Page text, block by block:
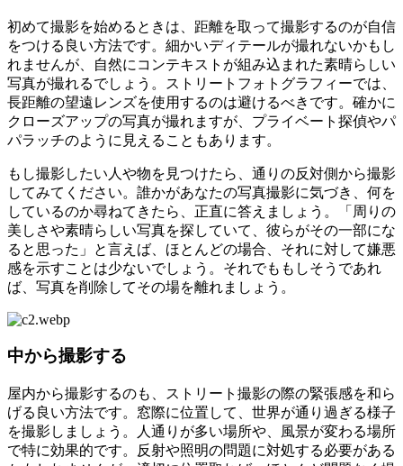
初めて撮影を始めるときは、距離を取って撮影するのが自信
をつける良い方法です。細かいディテールが撮れないかもし
れませんが、自然にコンテキストが組み込まれた素晴らしい
写真が撮れるでしょう。ストリートフォトグラフィーでは、
長距離の望遠レンズを使用するのは避けるべきです。確かに
クローズアップの写真が撮れますが、プライベート探偵やパ
パラッチのように見えることもあります。
もし撮影したい人や物を見つけたら、通りの反対側から撮影
してみてください。誰かがあなたの写真撮影に気づき、何を
しているのか尋ねてきたら、正直に答えましょう。「周りの
美しさや素晴らしい写真を探していて、彼らがその一部にな
ると思った」と言えば、ほとんどの場合、それに対して嫌悪
感を示すことは少ないでしょう。それでももしそうであれ
ば、写真を削除してその場を離れましょう。
中から撮影する
屋内から撮影するのも、ストリート撮影の際の緊張感を和ら
げる良い方法です。窓際に位置して、世界が通り過ぎる様子
を撮影しましょう。人通りが多い場所や、風景が変わる場所
で特に効果的です。反射や照明の問題に対処する必要がある